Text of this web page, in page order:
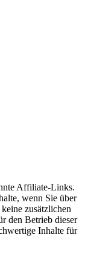
Affiliate-Links.
wenn Sie über
zusätzlichen
den Betrieb dieser
Inhalte für